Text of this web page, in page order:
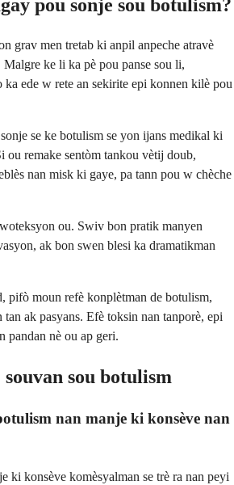
pou sonje sou botulism?
grav men tretab ki anpil anpeche atravè
ke li ka pè pou panse sou li,
ede w rete an sekirite epi konnen kilè pou
se ke botulism se yon ijans medikal ki
ou remake sentòm tankou vètij doub,
nan misk ki gaye, pa tann pou w chèche
ou. Swiv bon pratik manyen
ak bon swen blesi ka dramatikman
pifò moun refè konplètman de botulism,
tan ak pasyans. Efè toksin nan tanporè, epi
pandan nè ou ap geri.
sou botulism
nan manje ki konsève nan
ki konsève komèsyalman se trè ra nan peyi